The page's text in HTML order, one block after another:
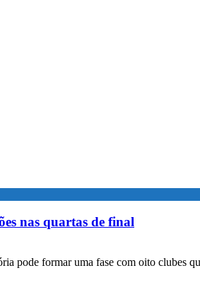
nas quartas de final
pode formar uma fase com oito clubes